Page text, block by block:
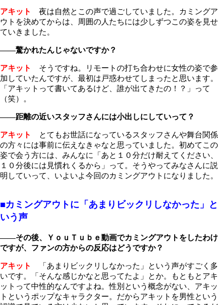
アキット
夜は自然とこの声で過ごしていました。カミングア
ウトを決めてからは、周囲の人たちには少しずつこの姿を見せ
ていきました。
――驚かれたんじゃないですか？
アキット
そうですね。リモートの打ち合わせに女性の姿で参
加していたんですが、最初は戸惑わせてしまったと思います。
「アキットって書いてあるけど、誰が出てきたの！？」って
（笑）。
――距離の近いスタッフさんには小出しにしていって？
アキット
とてもお世話になっているスタッフさんや舞台関係
の方々には事前に伝えなきゃなと思っていました。初めてこの
姿で会う方には、みんなに「あと１０分だけ耐えてください、
１０分後には見慣れくるから」って。そうやってみなさんに説
明していって、いよいよ今回のカミングアウトになりました。
■カミングアウトに「あまりビックリしなかった」と
いう声
――その後、ＹｏｕＴｕｂｅ動画でカミングアウトをしたわけ
ですが、ファンの方からの反応はどうですか？
アキット
「あまりビックリしなかった」という声がすごく多
いです。「そんな感じかなと思ってたよ」とか。もともとアキ
ットって中性的なんですよね。性別という概念がない、アキッ
トというポップなキャラクター。だからアキットを男性という